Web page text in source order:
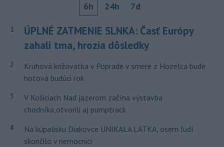
6h 24h 7d
1
ÚPLNÉ ZATMENIE SLNKA: Časť Európy
zahalí tma, hrozia dôsledky
2
Kruhová križovatka v Poprade v smere z Hozelca bude
hotová budúci rok
3
V Košiciach Nad jazerom začína výstavba
chodníka,otvorili aj pumptrack
4
Na kúpalisku Diakovce UNIKALA LÁTKA, osem ľudí
skončilo v nemocnici